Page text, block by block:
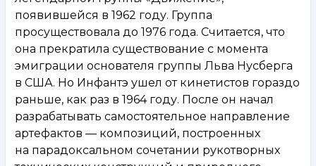
появившейся в 1962 году. Группа
просуществовала до 1976 года. Считается, что
она прекратила существование с момента
эмиграции основателя группы Льва Нусберга
в США. Но Инфантэ ушел от кинетистов гораздо
раньше, как раз в 1964 году. После он начал
разрабатывать самостоятельное направление
артефактов — композиций, построенных
на парадоксальном сочетании рукотворных